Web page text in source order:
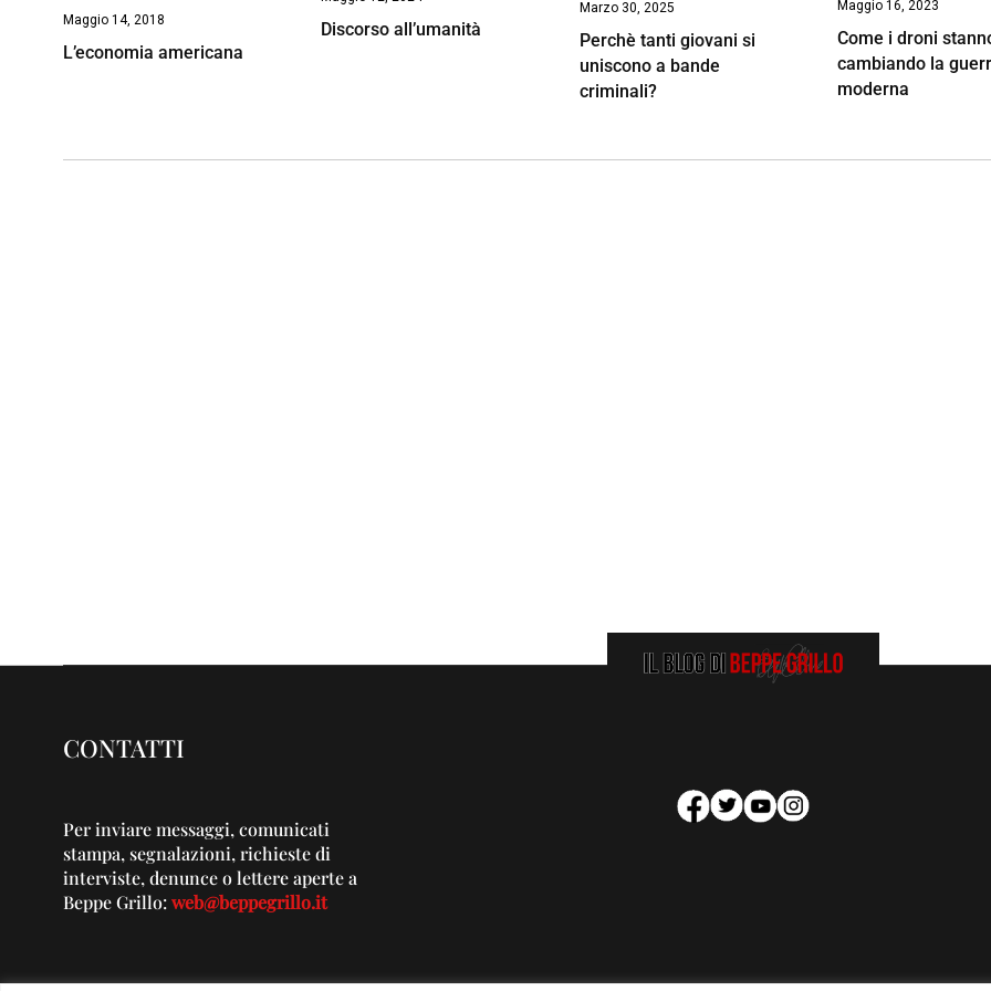
Maggio 14, 2018
L’economia americana
Discorso all’umanità
Marzo 30, 2025
Perchè tanti giovani si
uniscono a bande
criminali?
Maggio 16, 2023
Come i droni
cambiando la
moderna
CONTATTI
Per inviare messaggi, comunicati
stampa, segnalazioni, richieste di
interviste, denunce o lettere aperte a
Beppe Grillo:web@beppegrillo.it